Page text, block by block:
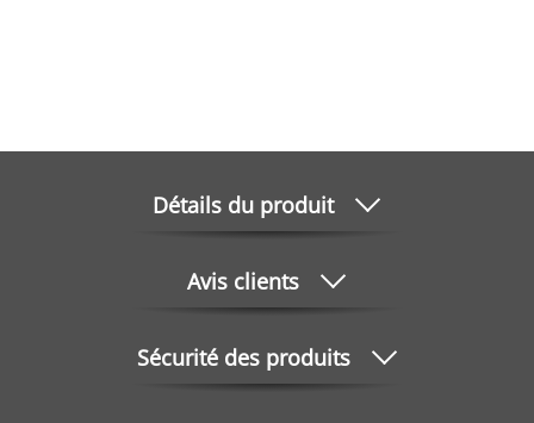
Détails du produit
Avis clients
Sécurité des produits